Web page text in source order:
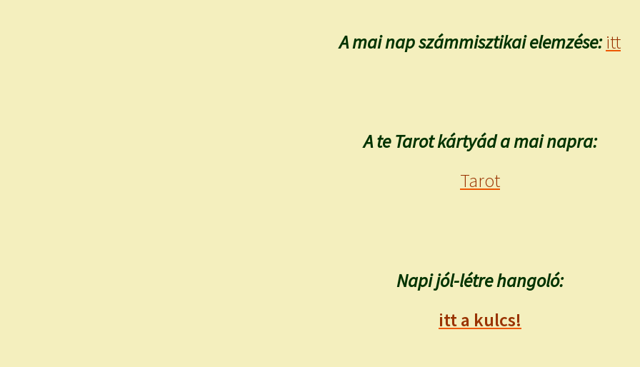
A mai nap számmisztikai elemzése: itt
A te Tarot kártyád a mai napra:
Tarot
Napi jól-létre hangoló:
itt a kulcs!